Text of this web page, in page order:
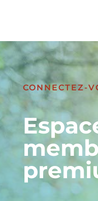
CONNECTEZ-